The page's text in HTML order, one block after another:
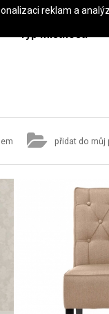
Typ místnosti
přidat do můj
reklam a